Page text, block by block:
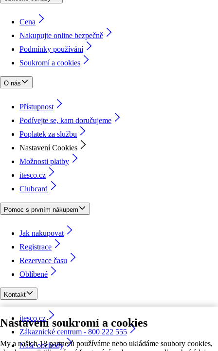
Nastavení soukromí a cookies
My a našich 18 partnerů používáme nebo ukládáme soubory cookies,
Cena
Nakupujte online bezpečně
Podmínky používání
Soukromí a cookies
O nás
Přístupnost
Podívejte se, kam doručujeme
Poplatek za službu
Nastavení Cookies
Možnosti platby
itesco.cz
Clubcard
Pomoc s prvním nákupem
Jak nakupovat
Registrace
Rezervace času
Oblíbené
Kontakt
itesco.cz
Zákaznické centrum - 800 222 555
Naše obchody